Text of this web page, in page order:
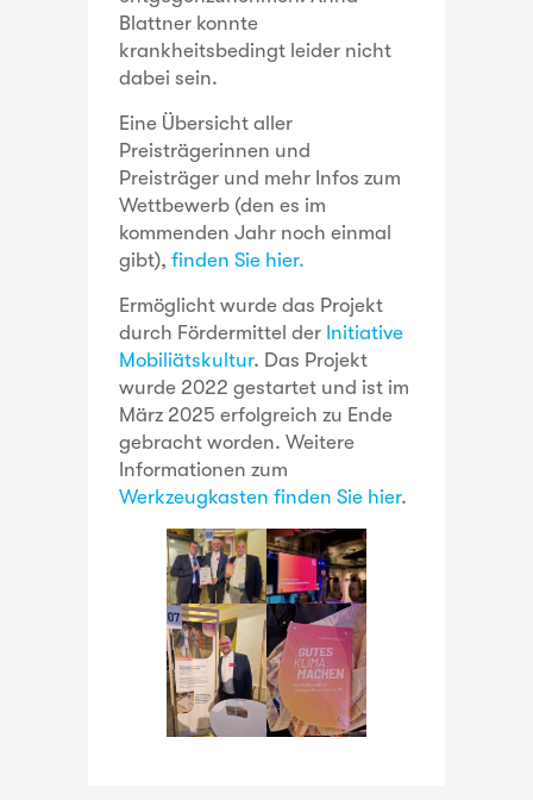
Blattner konnte
krankheitsbedingt leider nicht
dabei sein.
Eine Übersicht aller
Preisträgerinnen und
Preisträger und mehr Infos zum
Wettbewerb (den es im
kommenden Jahr noch einmal
gibt), finden Sie hier.
Ermöglicht wurde das Projekt
durch Fördermittel der Initiative
Mobiliätskultur. Das Projekt
wurde 2022 gestartet und ist im
März 2025 erfolgreich zu Ende
gebracht worden. Weitere
Informationen zum
Werkzeugkasten finden Sie hier.